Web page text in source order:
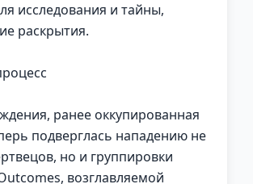
исследования и тайны,
раскрытия.
ранее оккупированная
подверглась нападению не
но и группировки
возглавляемой